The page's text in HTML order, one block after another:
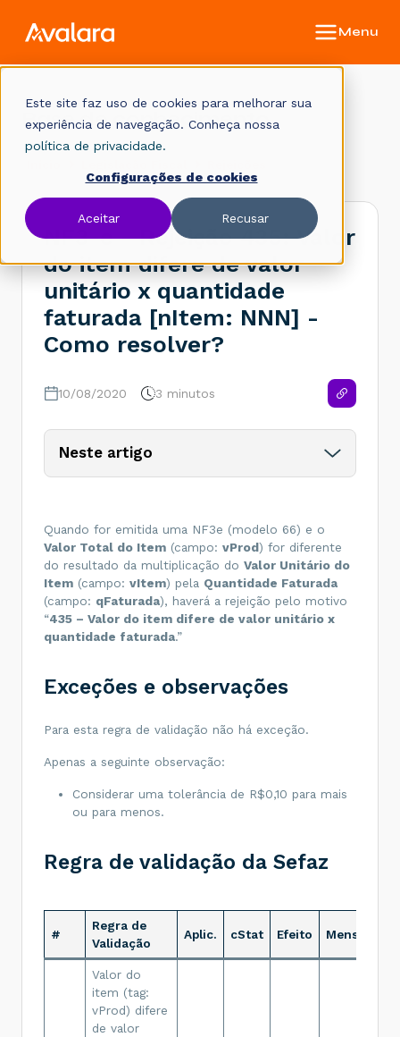
Este site faz uso de cookies para melhorar sua
experiência de navegação. Conheça nossa
política de privacidade.
Configurações de cookies
Aceitar Recusar
Base de conhecimento
NF3-e - Rejeição 435: Valor
do item difere de valor
unitário x quantidade
faturada [nItem: NNN] -
Como resolver?
10/08/2020 3 minutos
Neste artigo
Quando for emitida uma NF3e (modelo 66) e o
Valor Total do Item (campo: vProd) for diferente
do resultado da multiplicação do Valor Unitário do
Item (campo: vItem) pela Quantidade Faturada
(campo: qFaturada), haverá a rejeição pelo motivo
“435 – Valor do item difere de valor unitário x
quantidade faturada.”
Exceções e observações
Para esta regra de validação não há exceção.
Apenas a seguinte observação:
Considerar uma tolerância de R$0,10 para mais
ou para menos.
Regra de validação da Sefaz
#
Regra de
Validação
Aplic. cStat Efeito Mensagem
Valor do
item (tag:
vProd) difere
de valor